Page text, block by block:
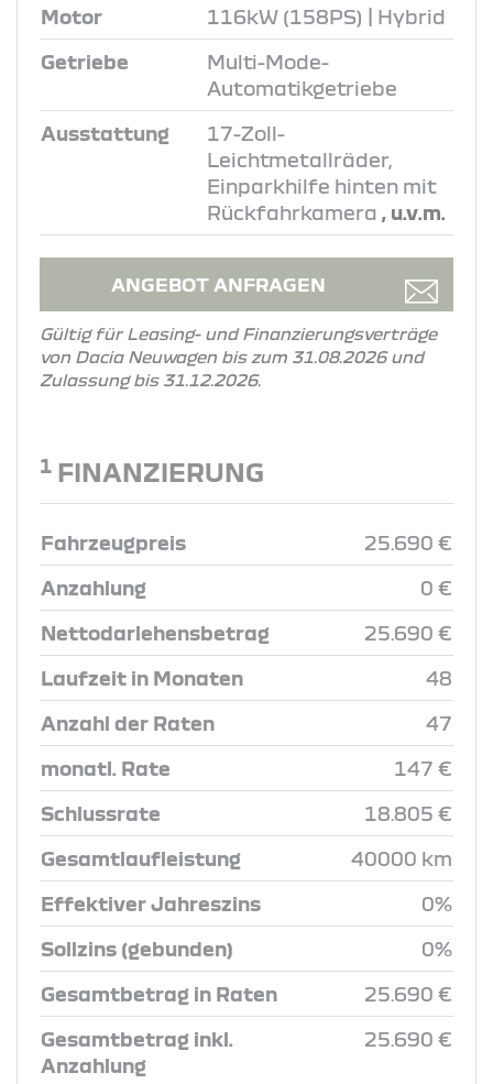
Motor 116kW (158PS) | Hybrid
Getriebe
Multi-Mode-
Automatikgetriebe
Ausstattung
17-Zoll-
Leichtmetallräder,
Einparkhilfe hinten mit
Rückfahrkamera , u.v.m.
ANGEBOT ANFRAGEN
Gültig für Leasing- und Finanzierungsverträge
von Dacia Neuwagen bis zum 31.08.2026 und
Zulassung bis 31.12.2026.
1 FINANZIERUNG
Fahrzeugpreis 25.690 €
Anzahlung 0 €
Nettodarlehensbetrag 25.690 €
Laufzeit in Monaten 48
Anzahl der Raten 47
monatl. Rate 147 €
Schlussrate 18.805 €
Gesamtlaufleistung 40000 km
Effektiver Jahreszins 0%
Sollzins (gebunden) 0%
Gesamtbetrag in Raten 25.690 €
Gesamtbetrag inkl.
Anzahlung
25.690 €